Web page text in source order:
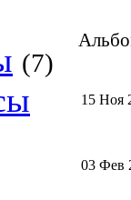
(7)
15 Ноя
03 Фев